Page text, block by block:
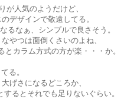
が人気のようだけど、
デザインで敬遠してる。
るなぁ、シンプルで良さそう。
やつは面倒くさいのよね、
とカラム方式の方が楽・・・か。
る。
げさになるどころか、
るとそれでも足りないぐらい。